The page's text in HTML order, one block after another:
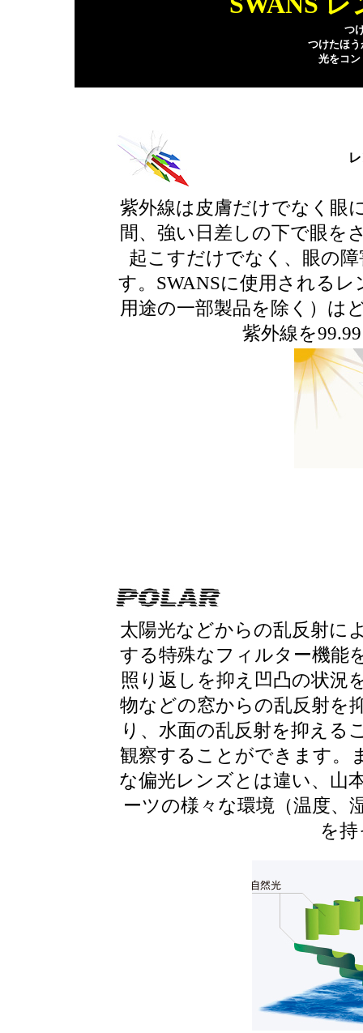
つ
つけたほ
光をコ
紫外線は皮膚だけでなく眼
間、強い日差しの下で眼を
起こすだけでなく、眼の
す。SWANSに使用される
用途の一部製品を除く）は
紫外線を
太陽光などからの乱反射に
する特殊なフィルター機能
照り返しを抑え凹凸の状況
物などの窓からの乱反射を
り、水面の乱反射を抑える
観察することができます。
な偏光レンズとは違い、山
ーツの様々な環境（温度、
を